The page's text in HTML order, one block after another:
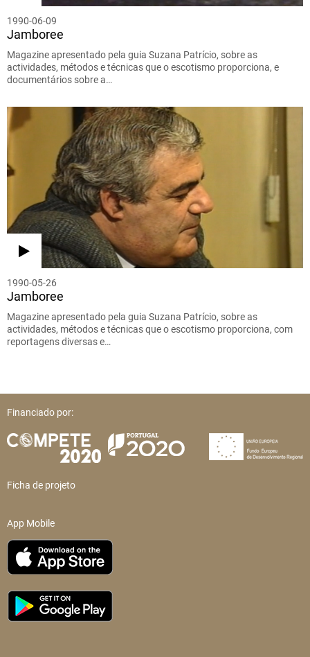
1990-06-09
Jamboree
Magazine apresentado pela guia Suzana Patrício, sobre as
actividades, métodos e técnicas que o escotismo proporciona, e
documentários sobre a…
1990-05-26
Jamboree
Magazine apresentado pela guia Suzana Patrício, sobre as
actividades, métodos e técnicas que o escotismo proporciona, com
reportagens diversas e…
Financiado por:
Ficha de projeto
App Mobile